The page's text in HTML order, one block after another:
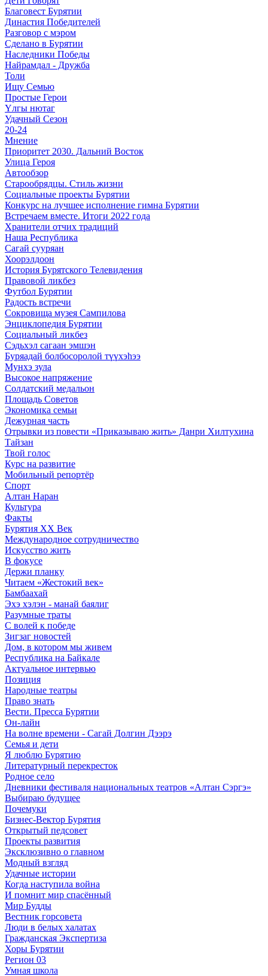
Благовест Бурятии
Династия Победителей
Разговор с мэром
Сделано в Бурятии
Наследники Победы
Найрамдал - Дружба
Толи
Ищу Cемью
Простые Герои
Үлгы нютаг
Удачный Сезон
20-24
Мнение
Приоритет 2030. Дальний Восток
Улица Героя
Автообзор
Старообрядцы. Cтиль жизни
Социальные проекты Бурятии
Конкурс на лучшее исполнение гимна Бурятии
Встречаем вместе. Итоги 2022 года
Хранители отчих традиций
Наша Республика
Сагай сууряан
Хоорэлдоон
История Бурятского Телевидения
Правовой ликбез
Футбол Бурятии
Радость встречи
Сокровища музея Сампилова
Энциклопедия Бурятии
Социальный ликбез
Сэдьхэл сагаан эмшэн
Буряадай болбосоролой түүхэhээ
Мунхэ зула
Высокое напряжение
Солдатский медальон
Площадь Советов
Экономика семьи
Дежурная часть
Отрывки из повести «Приказываю жить» Данри Хилтухина
Тайзан
Твой голос
Курс на развитие
Мобильный репортёр
Спорт
Алтан Наран
Культура
Факты
Бурятия XX Век
Международное сотрудничество
Искусство жить
В фокусе
Держи планку
Читаем «Жестокий век»
Бамбаахай
Эхэ хэлэн - манай баялиг
Разумные траты
С волей к победе
Зигзаг новостей
Дом, в котором мы живем
Республика на Байкале
Актуальное интервью
Позиция
Народные театры
Право знать
Вести. Пресса Бурятии
Он-лайн
На волне времени - Сагай Долгин Дээрэ
Семья и дети
Я люблю Бурятию
Литературный перекресток
Родное село
Дневники фестиваля национальных театров «Алтан Сэргэ»
Выбираю будущее
Почемуки
Бизнес-Вектор Бурятия
Открытый педсовет
Проекты развития
Эксклюзивно о главном
Модный взгляд
Удачные истории
Когда наступила война
И помнит мир спасённый
Мир Будды
Вестник горсовета
Люди в белых халатах
Гражданская Экспертиза
Хоры Бурятии
Регион 03
Умная школа